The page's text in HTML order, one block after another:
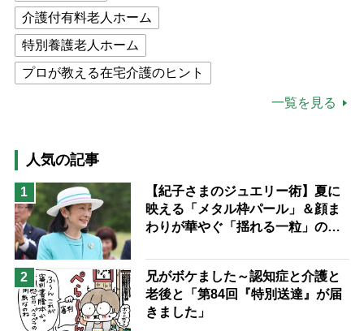
介護付有料老人ホーム
特別養護老人ホーム
プロが教える在宅介護のヒント
猫が母になつきません
息子の遠距離介護サバイバル術
兄がボケました
便利なサービス
予防法
一覧を見る
人気の記事
1
【紀子さまのジュエリー術】夏に
映える「メタル枠パール」＆顔ま
わりが華やぐ「揺れる一粒」の使
2
兄がボケました～認知症と介護と
老後と「第84回『特別送達』が届
きました」